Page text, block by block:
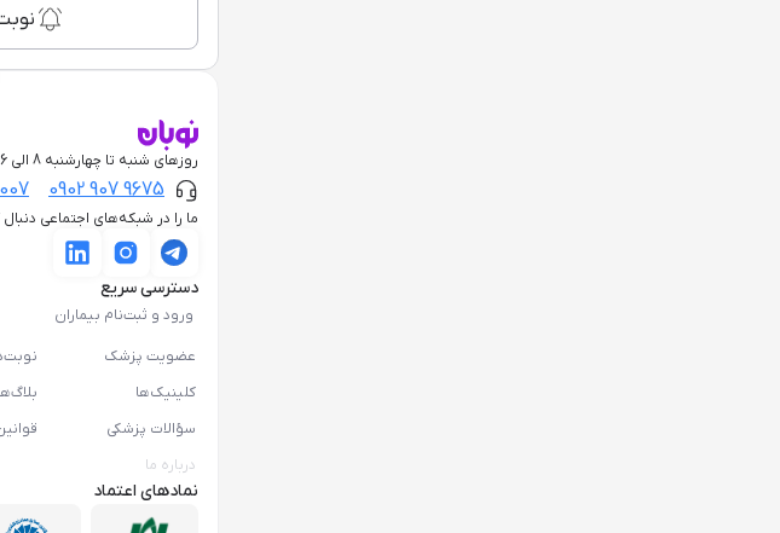
روزهای شنبه تا چهارشنبه 8 الی 16، پنجشنبه 8 الی 12
0902 907 9675
ما را در شبکه‌های اجتماعی دنبال
دسترسی سریع
ورود و ثبت‌نام بیماران
عضویت پزشک
کلینیک‌ها
سؤالات پزشکی
درباره ما
نمادهای اعتماد